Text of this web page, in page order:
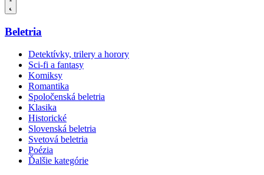
Beletria
Detektívky, trilery a horory
Sci-fi a fantasy
Komiksy
Romantika
Spoločenská beletria
Klasika
Historické
Slovenská beletria
Svetová beletria
Poézia
Ďalšie kategórie